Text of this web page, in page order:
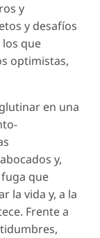
y
y desafíos
que
optimistas,
en una
y,
que
la vida y, a la
Frente a